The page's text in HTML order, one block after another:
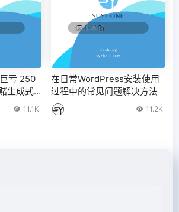
亏 250
生成式
11.1K
在日常WordPress安装使用
过程中的常见问题解决方法
11.2K